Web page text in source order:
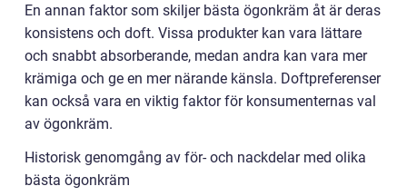
En annan faktor som skiljer bästa ögonkräm åt är deras
konsistens och doft. Vissa produkter kan vara lättare
och snabbt absorberande, medan andra kan vara mer
krämiga och ge en mer närande känsla. Doftpreferenser
kan också vara en viktig faktor för konsumenternas val
av ögonkräm.
Historisk genomgång av för- och nackdelar med olika
bästa ögonkräm